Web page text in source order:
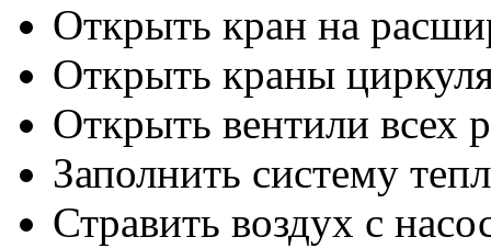
Открыть кран на
Открыть краны
Открыть вентили всех
Заполнить систему
Стравить воздух с